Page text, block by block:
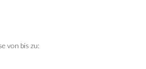
von bis zu: